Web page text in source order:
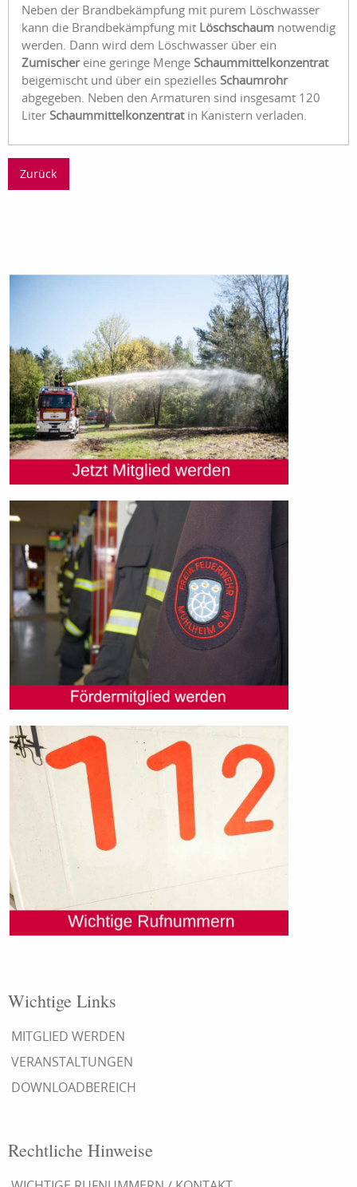
Neben der Brandbekämpfung mit purem Löschwasser
kann die Brandbekämpfung mit Löschschaum notwendig
werden. Dann wird dem Löschwasser über ein
Zumischereine geringe Menge Schaummittelkonzentrat
beigemischt und über ein spezielles Schaumrohr
abgegeben. Neben den Armaturen sind insgesamt 120
Liter Schaummittelkonzentratin Kanistern verladen.
Zurück
Wichtige Links
MITGLIED WERDEN
VERANSTALTUNGEN
DOWNLOADBEREICH
Rechtliche Hinweise